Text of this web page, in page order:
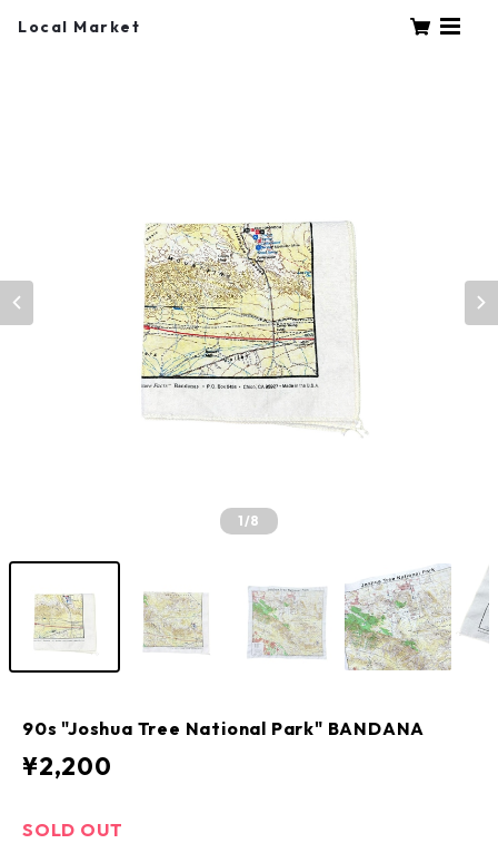
Local Market
1/8
90s "Joshua Tree National Park" BANDANA
¥2,200
SOLD OUT